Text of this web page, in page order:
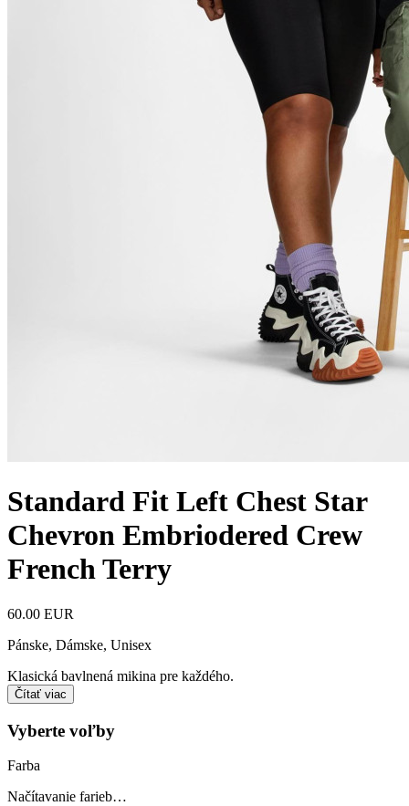
Standard Fit Left Chest Star
Chevron Embriodered Crew
French Terry
60.00 EUR
Pánske, Dámske, Unisex
Klasická bavlnená mikina pre každého.
Čítať viac
Vyberte voľby
Farba
Načítavanie farieb…